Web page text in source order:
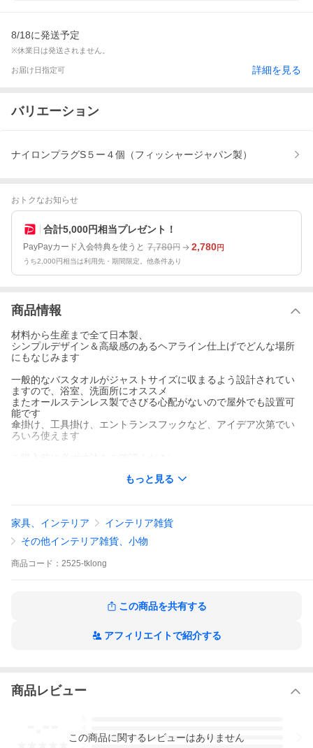
8/18に発送予定
※休業日は発送されません。
お届け日指定可 詳細を見る
バリエーション
ナイロンプラグS５ー４個（フィッシャージャパン製）
おトクなお知らせ
合計5,000円相当プレゼント！
PayPayカード入会特典を使うと 7,780円 2,780円
うち2,000円相当は利用先・期間限定。他条件あり
商品情報
材料から生産まで全て日本製、
シンプルデザイン＆高級感のあるヘアライン仕上げでどんな場所
にもなじみます
一般的なバスタオルがジャストサイズに収まるよう設計されてい
ますので、浴室、洗面所にオススメ
またオールステンレス製でさびる心配がないので屋外でも設置可
能です
傘掛け、工具掛け、エントランスフックなど、アイデア次第でい
ろいろ使えます
サイズ：H5.5×W67×D6cm
付属品
ビス：M4x30 ステンレス製皿タッピング‐ 4本
施工はお客様のご判断と責任において行って頂くものとなります
専門家のご助言を得て、設置素材に合わせてご使用ください 。
納期：在庫有り時、翌日発送。受注生産時、７日〜10日程度
材質：ステンレス（SUS304）
もっと見る
家具、インテリア
インテリア雑貨
その他インテリア雑貨、小物
商品 コード： 2525-tklong
この商品を共有する
アフィリエイトで紹介する
商品レビュー
3
この商品に関するレビューはありません